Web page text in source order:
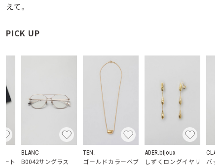
えて。
PICK UP
ート
BLANC
B0042サングラス
TEN.
ゴールドカラーペブ
ADER.bijoux
しずくロングイヤリ
バッ